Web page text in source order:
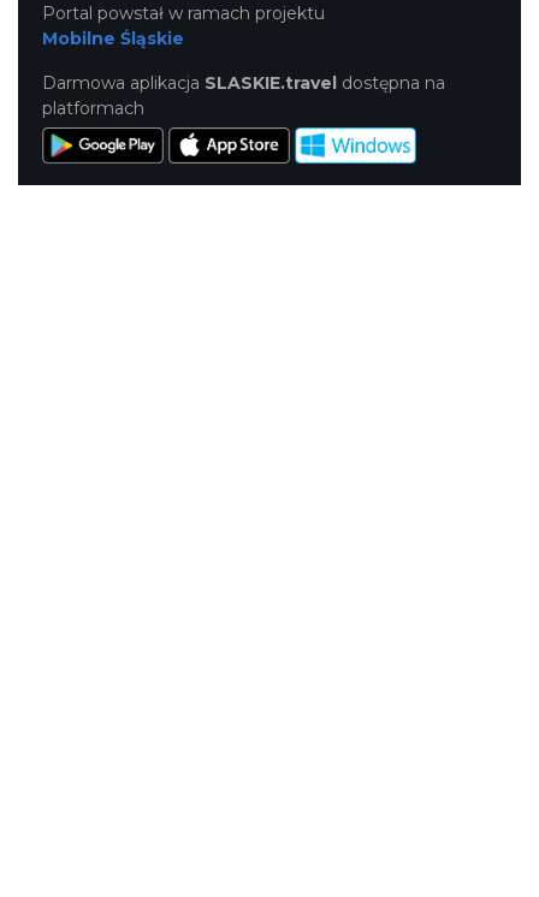
Portal powstał w ramach projektu
Mobilne Śląskie
Darmowa aplikacja SLASKIE.travel dostępna na
platformach